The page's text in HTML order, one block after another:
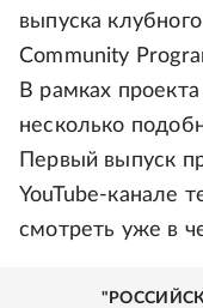
выпуска
Community
В рамках
несколько
Первый выпуск
YouTube-канале
смотреть уже в